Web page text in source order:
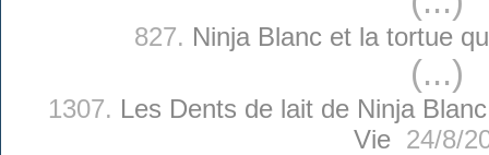
827. Ninja Blanc et la tortue
(...)
1307. Les Dents de lait de Ninja
Vie24/8/